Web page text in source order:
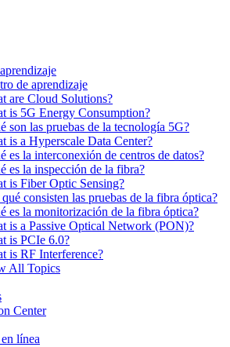
de aprendizaje
are Cloud Solutions?
is 5G Energy Consumption?
son las pruebas de la tecnología 5G?
is a Hyperscale Data Center?
es la interconexión de centros de datos?
es la inspección de la fibra?
is Fiber Optic Sensing?
qué consisten las pruebas de la fibra óptica?
es la monitorización de la fibra óptica?
is a Passive Optical Network (PON)?
is PCIe 6.0?
is RF Interference?
All Topics
Center
línea